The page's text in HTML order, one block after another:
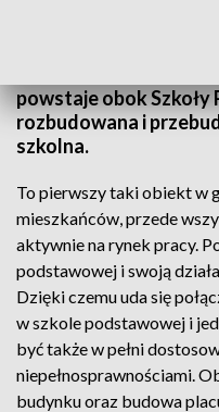
powstaje obok
rozbudowana i
szkolna.
To pierwszy taki obiekt w
mieszkańców, przede
aktywnie na rynek pracy.
podstawowej i swoją
Dzięki czemu uda się
w szkole podstawowej i
być także w pełni
niepełnosprawnościami.
budynku oraz budowa